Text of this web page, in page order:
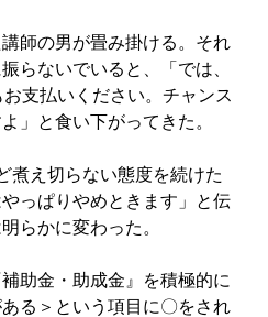
師の男が畳み掛ける。それ
らないでいると、「では、
支払いください。チャンス
」と食い下がってきた。
え切らない態度を続けた
っぱりやめときます」と伝
らかに変わった。
補助金・助成金』を積極的に
る＞という項目に〇をされ